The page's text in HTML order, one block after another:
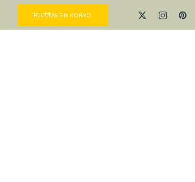
RECETAS SIN HORNO